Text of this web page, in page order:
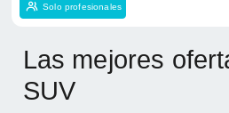
Solo profesionales
Las mejores
SUV